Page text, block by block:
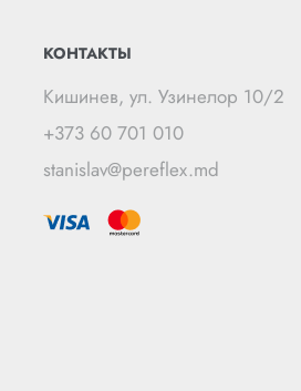
КОНТАКТЫ
Кишинев, ул. Узинелор 10/2
+373 60 701 010
stanislav@pereflex.md